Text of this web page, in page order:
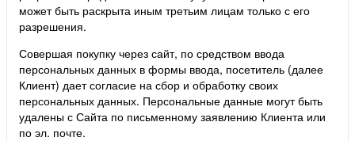
может быть раскрыта иным третьим лицам только с его
разрешения.
Совершая покупку через сайт, по средством ввода
персональных данных в формы ввода, посетитель (далее
Клиент) дает согласие на сбор и обработку своих
персональных данных. Персональные данные могут быть
удалены с Сайта по письменному заявлению Клиента или
по эл. почте.